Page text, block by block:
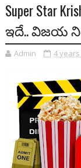
Super Star
ఇదే.. విజయ
Admin 4